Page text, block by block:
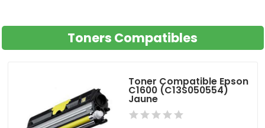
Toners Compatibles
Toner Compatible Epson
C1600 (C13S050554)
Jaune